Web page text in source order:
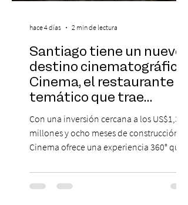
Santiago tiene un nuevo
destino cinematográfico:
Cinema, el restaurante
temático que trae
Hollywood a Chile
Con una inversión cercana a los US$1,3
millones y ocho meses de construcción,
Cinema ofrece una experiencia 360° que
cinematográfica y actores en vivo,
recreando algunos de los universos más
hace 4 días 2 min de lectura